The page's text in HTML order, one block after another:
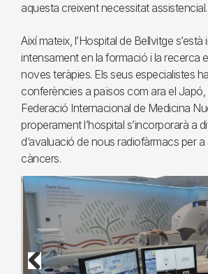
aquesta creixent necessitat assistencial.
Així mateix, l’Hospital de Bellvitge s’està
intensament en la formació i la recerca
noves teràpies. Els seus especialistes
conferències a països com ara el Japó,
Federació Internacional de Medicina
properament l’hospital s’incorporarà a
d’avaluació de nous radiofàrmacs per a
càncers.